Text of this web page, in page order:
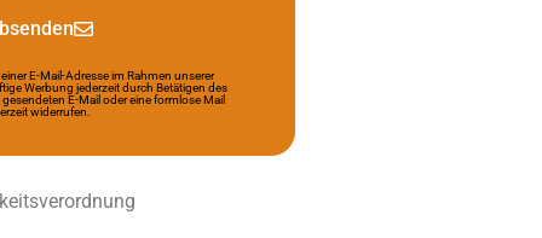
E-Mail-Adresse im Rahmen unserer
Werbung jederzeit durch Betätigen des
E-Mail oder eine formlose Mail
widerrufen.